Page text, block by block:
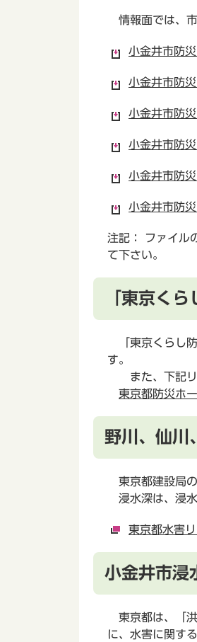
情報面では、市
小金井市防
小金井市防
小金井市防
小金井市防
小金井市防
小金井市防
注記： ファイル
て下さい。
「東京く
「東京くらし防
す。
また、下記リ
東京都防災ホ
野川、仙川
東京都建設局の
浸水深は、浸水
東京都水害
小金井市浸
東京都は、「洪
に、水害に関す